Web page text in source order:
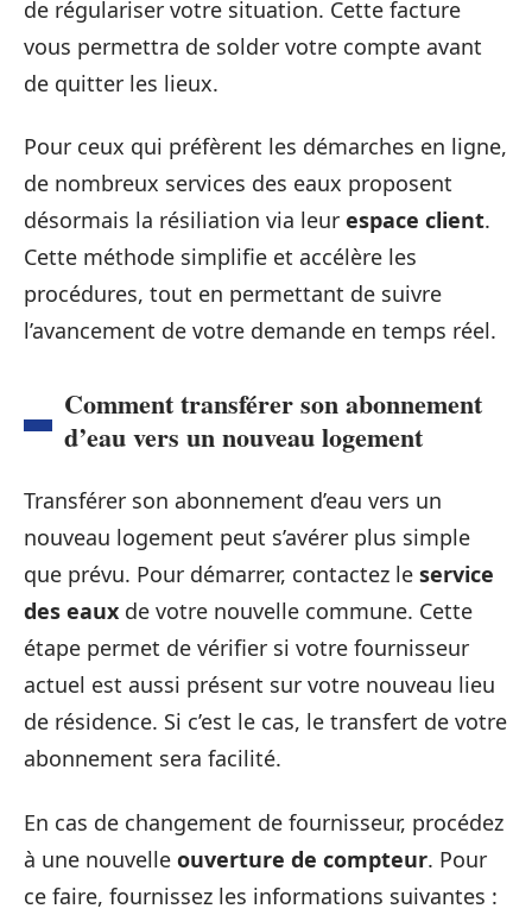
de régulariser votre situation. Cette facture
vous permettra de solder votre compte avant
de quitter les lieux.
Pour ceux qui préfèrent les démarches en ligne,
de nombreux services des eaux proposent
désormais la résiliation via leur espace client.
Cette méthode simplifie et accélère les
procédures, tout en permettant de suivre
l’avancement de votre demande en temps réel.
Comment transférer son abonnement
d’eau vers un nouveau logement
Transférer son abonnement d’eau vers un
nouveau logement peut s’avérer plus simple
que prévu. Pour démarrer, contactez le service
des eaux de votre nouvelle commune. Cette
étape permet de vérifier si votre fournisseur
actuel est aussi présent sur votre nouveau lieu
de résidence. Si c’est le cas, le transfert de votre
abonnement sera facilité.
En cas de changement de fournisseur, procédez
à une nouvelle ouverture de compteur. Pour
ce faire, fournissez les informations suivantes :